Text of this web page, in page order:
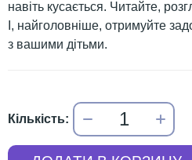
навіть кусається. Читайте,
І, найголовніше, отримуйте
з вашими дітьми.